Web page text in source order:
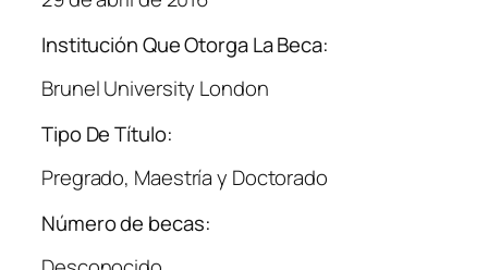
Institución Que Otorga La Beca:
Brunel University London
Tipo De Título:
Pregrado, Maestría y Doctorado
Número de becas: